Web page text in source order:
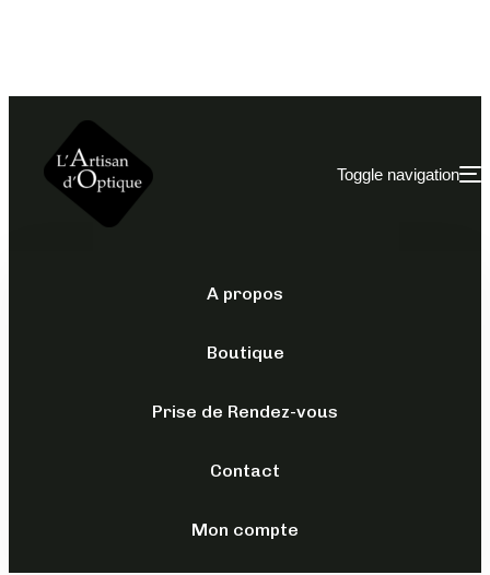
Toggle navigation
A propos
Boutique
Prise de Rendez-vous
Contact
Mon compte
149,00